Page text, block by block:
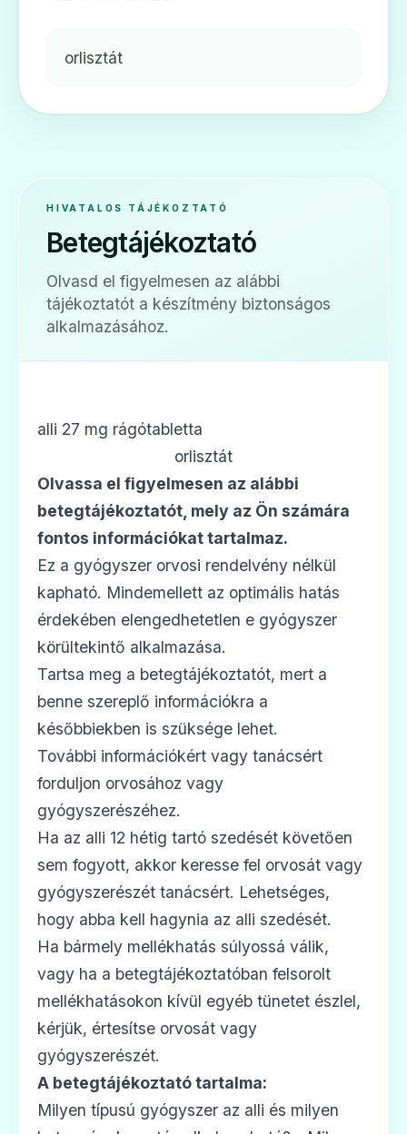
orlisztát
HIVATALOS TÁJÉKOZTATÓ
Betegtájékoztató
Olvasd el figyelmesen az alábbi
tájékoztatót a készítmény biztonságos
alkalmazásához.
alli 27 mg rágótabletta
orlisztát
Olvassa el figyelmesen az alábbi
betegtájékoztatót, mely az Ön számára
fontos információkat tartalmaz.
Ez a gyógyszer orvosi rendelvény nélkül
kapható. Mindemellett az optimális hatás
érdekében elengedhetetlen e gyógyszer
körültekintő alkalmazása.
Tartsa meg a betegtájékoztatót, mert a
benne szereplő információkra a
későbbiekben is szüksége lehet.
További információkért vagy tanácsért
forduljon orvosához vagy
gyógyszerészéhez.
Ha az alli 12 hétig tartó szedését követően
sem fogyott, akkor keresse fel orvosát vagy
gyógyszerészét tanácsért. Lehetséges,
hogy abba kell hagynia az alli szedését.
Ha bármely mellékhatás súlyossá válik,
vagy ha a betegtájékoztatóban felsorolt
mellékhatásokon kívül egyéb tünetet észlel,
kérjük, értesítse orvosát vagy
gyógyszerészét.
A betegtájékoztató tartalma:
Milyen típusú gyógyszer az alli és milyen